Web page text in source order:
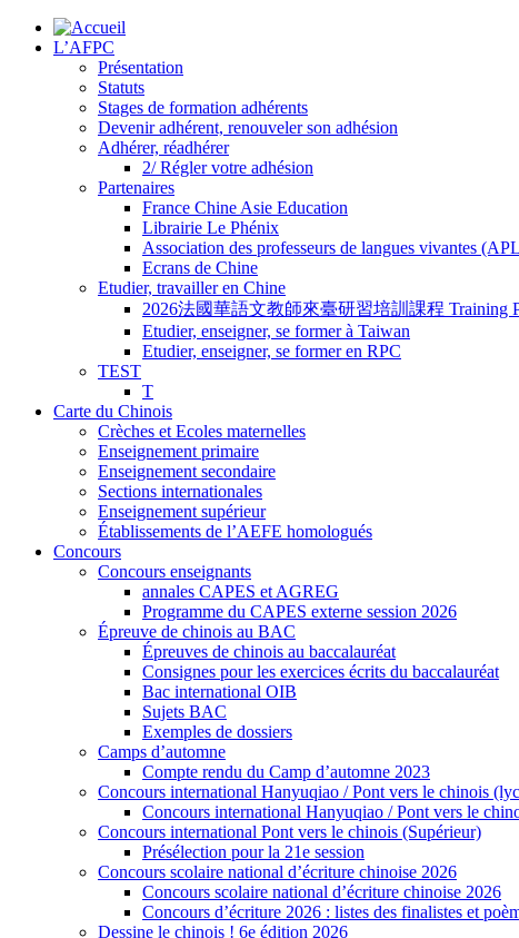
L’AFPC
Présentation
Statuts
Stages de formation adhérents
Devenir adhérent, renouveler son adhésion
Adhérer, réadhérer
2/ Régler votre adhésion
Partenaires
France Chine Asie Education
Librairie Le Phénix
Association des professeurs de langues vivantes
Ecrans de Chine
Etudier, travailler en Chine
2026法國華語文教師來臺研習培訓課程 Training
Etudier, enseigner, se former à Taiwan
Etudier, enseigner, se former en RPC
TEST
T
Carte du Chinois
Crèches et Ecoles maternelles
Enseignement primaire
Enseignement secondaire
Sections internationales
Enseignement supérieur
Établissements de l’AEFE homologués
Concours
Concours enseignants
annales CAPES et AGREG
Programme du CAPES externe session 2026
Épreuve de chinois au BAC
Épreuves de chinois au baccalauréat
Consignes pour les exercices écrits du baccalauréat
Bac international OIB
Sujets BAC
Exemples de dossiers
Camps d’automne
Compte rendu du Camp d’automne 2023
Concours international Hanyuqiao / Pont vers le chinois
Concours international Hanyuqiao / Pont vers le
Concours international Pont vers le chinois (Supérieur)
Présélection pour la 21e session
Concours scolaire national d’écriture chinoise 2026
Concours scolaire national d’écriture chinoise 2026
Concours d’écriture 2026 : listes des finalistes et
Dessine le chinois ! 6e édition 2026